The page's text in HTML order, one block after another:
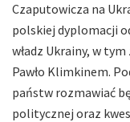
Czaputowicza na
polskiej dyplomacji
władz Ukrainy, w
Pawło Klimkinem.
państw rozmawiać
politycznej oraz